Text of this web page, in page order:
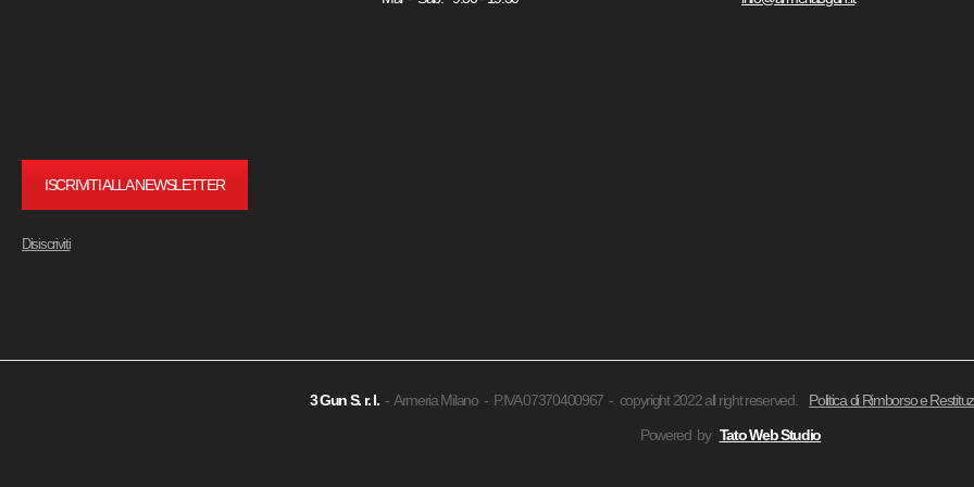
ISCRIVITI ALLA NEWSLETTER
Disiscriviti
3 GunS. r. l. - Armeria Milano - P.IVA 07370400967 - copyright 2022 all right reserved. Politica di Rimborso e
Powered by Tato Web Studio